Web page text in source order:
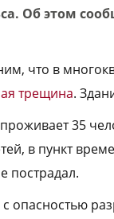
Об этом
что в
трещина.
35
в пункт
пострадал.
с опасностью